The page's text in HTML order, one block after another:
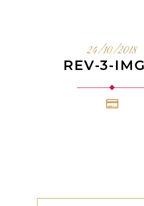
24/10/2018
REV-3-